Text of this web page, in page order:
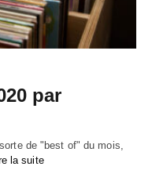
par
de "best of" du mois,
la suite